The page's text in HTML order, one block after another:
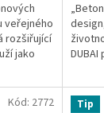
veřejného
rozšiřující
jako
Kód: 2772 Tip